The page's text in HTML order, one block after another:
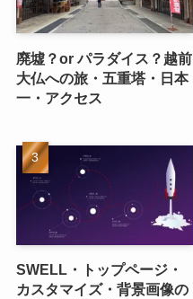
廃墟？or パラダイス？越前
大仏への旅・五重塔・日本
一・アクセス
SWELL・トップページ・
カスタマイズ・背景画像の